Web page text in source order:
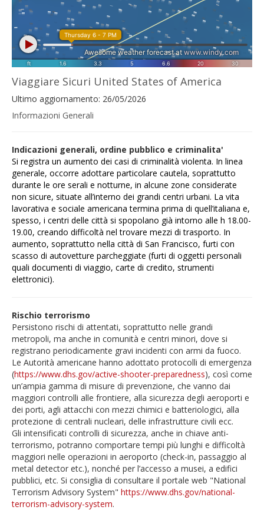
Viaggiare Sicuri United States of America
Ultimo aggiornamento: 26/05/2026
Informazioni Generali
Indicazioni generali, ordine pubblico e criminalita'
Si registra un aumento dei casi di criminalità violenta. In linea
generale, occorre adottare particolare cautela, soprattutto
durante le ore serali e notturne, in alcune zone considerate
non sicure, situate all’interno dei grandi centri urbani. La vita
lavorativa e sociale americana termina prima di quell’italiana e,
spesso, i centri delle città si spopolano già intorno alle h 18.00-
19.00, creando difficoltà nel trovare mezzi di trasporto. In
aumento, soprattutto nella città di San Francisco, furti con
scasso di autovetture parcheggiate (furti di oggetti personali
quali documenti di viaggio, carte di credito, strumenti
elettronici).
Rischio terrorismo
Persistono rischi di attentati, soprattutto nelle grandi
metropoli, ma anche in comunità e centri minori, dove si
registrano periodicamente gravi incidenti con armi da fuoco.
Le Autorità americane hanno adottato protocolli di emergenza
(https://www.dhs.gov/active-shooter-preparedness), così come
un’ampia gamma di misure di prevenzione, che vanno dai
maggiori controlli alle frontiere, alla sicurezza degli aeroporti e
dei porti, agli attacchi con mezzi chimici e batteriologici, alla
protezione di centrali nucleari, delle infrastrutture civili ecc.
Gli intensificati controlli di sicurezza, anche in chiave anti-
terrorismo, potranno comportare tempi più lunghi e difficoltà
maggiori nelle operazioni in aeroporto (check-in, passaggio al
metal detector etc.), nonché per l’accesso a musei, a edifici
pubblici, etc. Si consiglia di consultare il portale web "National
Terrorism Advisory System" https://www.dhs.gov/national-
terrorism-advisory-system.